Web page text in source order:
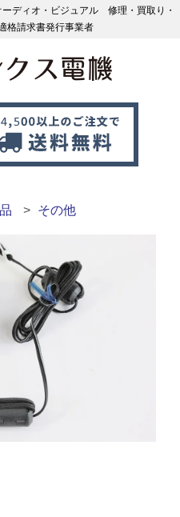
ディオ・ビジュアル 修理・買取り・
請求書発行事業者
その他